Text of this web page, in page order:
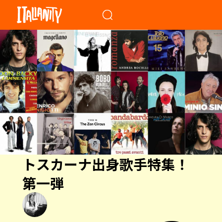
トスカーナ出身歌手特集！
第一弾